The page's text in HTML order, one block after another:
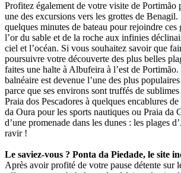
Profitez également de votre visite de Portimão
une des excursions vers les grottes de
quelques minutes de bateau pour rejoindre ces
l’or du sable et de la roche aux infinies
ciel et l’océan. Si vous souhaitez savoir que
poursuivre votre découverte des plus belles
faites une halte à Albufeira à l’est de Portimão.
balnéaire est devenue l’une des plus
parce que ses environs sont truffés de
Praia dos Pescadores à quelques encablures
da Oura pour les sports nautiques ou Praia da
d’une promenade dans les dunes : les plages
ravir !
Le saviez-vous ? Ponta da Piedade, le site
Après avoir profité de votre pause détente sur